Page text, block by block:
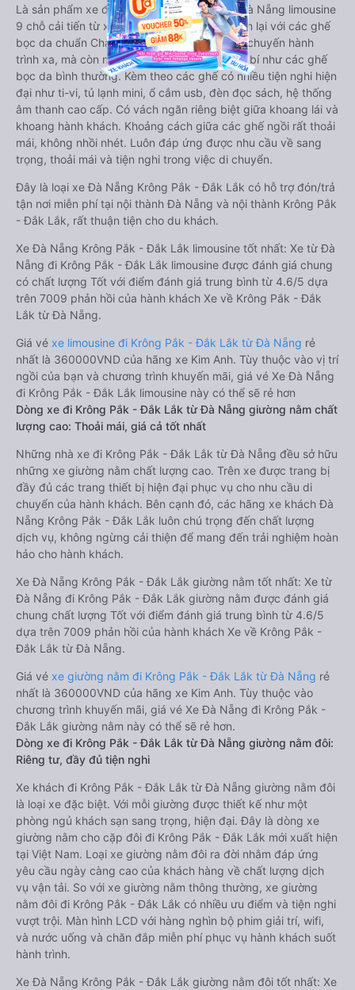
Là sản phẩm xe đi Krông Pắk - Đắk Lắk từ Đà Nẵng limousine
9 chỗ cải tiến từ xe 16 chỗ. Nội thất được làm lại với các ghế
bọc da chuẩn Châu Âu, không chỉ êm ái cho chuyến hành
trình xa, mà còn mát mẻ và không hề bị hầm bí như các ghế
bọc da bình thường. Kèm theo các ghế có nhiều tiện nghi hiện
đại như ti-vi, tủ lạnh mini, ổ cắm usb, đèn đọc sách, hệ thống
âm thanh cao cấp. Có vách ngăn riêng biệt giữa khoang lái và
khoang hành khách. Khoảng cách giữa các ghế ngồi rất thoải
mái, không nhồi nhét. Luôn đáp ứng được nhu cầu về sang
trọng, thoải mái và tiện nghi trong việc di chuyển.
Đây là loại xe Đà Nẵng Krông Pắk - Đắk Lắk có hỗ trợ đón/trả
tận nơi miễn phí tại nội thành Đà Nẵng và nội thành Krông Pắk
- Đắk Lắk, rất thuận tiện cho du khách.
Xe Đà Nẵng Krông Pắk - Đắk Lắk limousine tốt nhất: Xe từ Đà
Nẵng đi Krông Pắk - Đắk Lắk limousine được đánh giá chung
có chất lượng Tốt với điểm đánh giá trung bình từ 4.6/5 dựa
trên 7009 phản hồi của hành khách Xe về Krông Pắk - Đắk
Lắk từ Đà Nẵng.
Giá vé xe limousine đi Krông Pắk - Đắk Lắk từ Đà Nẵng rẻ
nhất là 360000VND của hãng xe Kim Anh. Tùy thuộc vào vị trí
ngồi của bạn và chương trình khuyến mãi, giá vé Xe Đà Nẵng
đi Krông Pắk - Đắk Lắk limousine này có thể sẽ rẻ hơn
Dòng xe đi Krông Pắk - Đắk Lắk từ Đà Nẵng giường nằm chất
lượng cao: Thoải mái, giá cả tốt nhất
Những nhà xe đi Krông Pắk - Đắk Lắk từ Đà Nẵng đều sở hữu
những xe giường nằm chất lượng cao. Trên xe được trang bị
đầy đủ các trang thiết bị hiện đại phục vụ cho nhu cầu di
chuyển của hành khách. Bên cạnh đó, các hãng xe khách Đà
Nẵng Krông Pắk - Đắk Lắk luôn chú trọng đến chất lượng
dịch vụ, không ngừng cải thiện để mang đến trải nghiệm hoàn
hảo cho hành khách.
Xe Đà Nẵng Krông Pắk - Đắk Lắk giường nằm tốt nhất: Xe từ
Đà Nẵng đi Krông Pắk - Đắk Lắk giường nằm được đánh giá
chung chất lượng Tốt với điểm đánh giá trung bình từ 4.6/5
dựa trên 7009 phản hồi của hành khách Xe về Krông Pắk -
Đắk Lắk từ Đà Nẵng.
Giá vé xe giường nằm đi Krông Pắk - Đắk Lắk từ Đà Nẵng rẻ
nhất là 360000VND của hãng xe Kim Anh. Tùy thuộc vào
chương trình khuyến mãi, giá vé Xe Đà Nẵng đi Krông Pắk -
Đắk Lắk giường nằm này có thể sẽ rẻ hơn.
Dòng xe đi Krông Pắk - Đắk Lắk từ Đà Nẵng giường nằm đôi:
Riêng tư, đầy đủ tiện nghi
Xe khách đi Krông Pắk - Đắk Lắk từ Đà Nẵng giường nằm đôi
là loại xe đặc biệt. Với mỗi giường được thiết kế như một
phòng ngủ khách sạn sang trọng, hiện đại. Đây là dòng xe
giường nằm cho cặp đôi đi Krông Pắk - Đắk Lắk mới xuất hiện
tại Việt Nam. Loại xe giường nằm đôi ra đời nhằm đáp ứng
yêu cầu ngày càng cao của khách hàng về chất lượng dịch
vụ vận tải. So với xe giường nằm thông thường, xe giường
nằm đôi đi Krông Pắk - Đắk Lắk có nhiều ưu điểm và tiện nghi
vượt trội. Màn hình LCD với hàng nghìn bộ phim giải trí, wifi,
và nước uống và chăn đắp miễn phí phục vụ hành khách suốt
hành trình.
Xe Đà Nẵng Krông Pắk - Đắk Lắk giường nằm đôi tốt nhất: Xe